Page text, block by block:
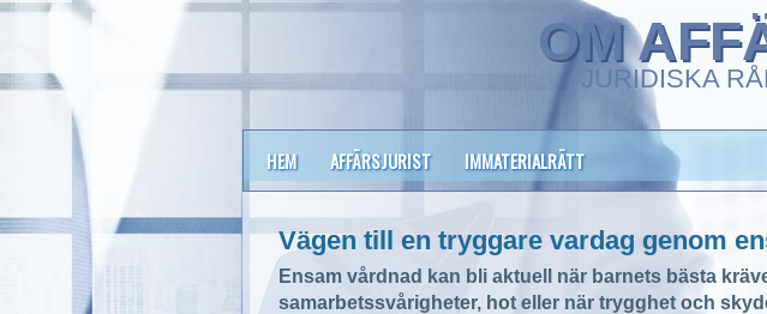
OM
JURIDISKA
HEM AFFÄRSJURIST IMMATERIALRÄTT
Vägen till en tryggare vardag genom
Ensam vårdnad kan bli aktuell när barnets bästa
samarbetssvårigheter, hot eller när trygghet och